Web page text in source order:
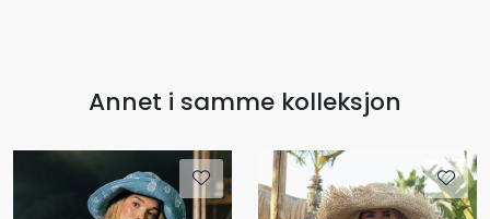
Annet i samme kolleksjon